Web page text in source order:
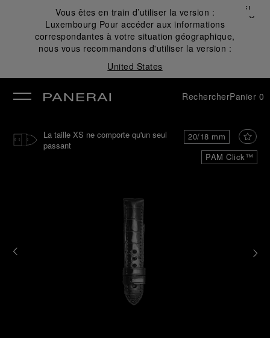
Vous êtes en train d’utiliser la version :
Luxembourg Pour accéder aux informations
correspondantes à votre situation géographique,
nous vous recommandons d'utiliser la version :
United States
Fermer
✕
RechercherPanier 0
PAM Click™
20/18 mm
La taille XS ne comporte qu'un seul
passant